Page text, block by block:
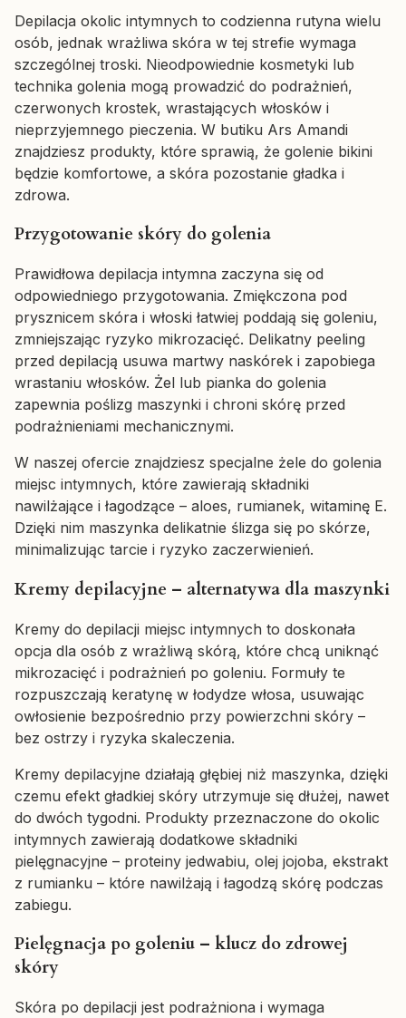
Depilacja okolic intymnych to codzienna rutyna wielu
osób, jednak wrażliwa skóra w tej strefie wymaga
szczególnej troski. Nieodpowiednie kosmetyki lub
technika golenia mogą prowadzić do podrażnień,
czerwonych krostek, wrastających włosków i
nieprzyjemnego pieczenia. W butiku Ars Amandi
znajdziesz produkty, które sprawią, że golenie bikini
będzie komfortowe, a skóra pozostanie gładka i
zdrowa.
Przygotowanie skóry do golenia
Prawidłowa depilacja intymna zaczyna się od
odpowiedniego przygotowania. Zmiękczona pod
prysznicem skóra i włoski łatwiej poddają się goleniu,
zmniejszając ryzyko mikrozacięć. Delikatny peeling
przed depilacją usuwa martwy naskórek i zapobiega
wrastaniu włosków. Żel lub pianka do golenia
zapewnia poślizg maszynki i chroni skórę przed
podrażnieniami mechanicznymi.
W naszej ofercie znajdziesz specjalne żele do golenia
miejsc intymnych, które zawierają składniki
nawilżające i łagodzące – aloes, rumianek, witaminę E.
Dzięki nim maszynka delikatnie ślizga się po skórze,
minimalizując tarcie i ryzyko zaczerwienień.
Kremy depilacyjne – alternatywa dla maszynki
Kremy do depilacji miejsc intymnych to doskonała
opcja dla osób z wrażliwą skórą, które chcą uniknąć
mikrozacięć i podrażnień po goleniu. Formuły te
rozpuszczają keratynę w łodydze włosa, usuwając
owłosienie bezpośrednio przy powierzchni skóry –
bez ostrzy i ryzyka skaleczenia.
Kremy depilacyjne działają głębiej niż maszynka, dzięki
czemu efekt gładkiej skóry utrzymuje się dłużej, nawet
do dwóch tygodni. Produkty przeznaczone do okolic
intymnych zawierają dodatkowe składniki
pielęgnacyjne – proteiny jedwabiu, olej jojoba, ekstrakt
z rumianku – które nawilżają i łagodzą skórę podczas
zabiegu.
Pielęgnacja po goleniu – klucz do zdrowej
skóry
Skóra po depilacji jest podrażniona i wymaga